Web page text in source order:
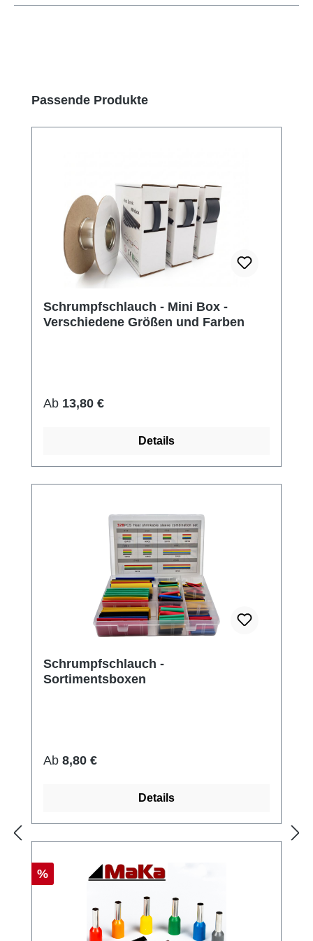
Produktgalerie überspringen
Passende Produkte
Schrumpfschlauch - Mini Box -
Verschiedene Größen und Farben
Regulärer Preis:
Ab 13,80 €
Details
Schrumpfschlauch -
Sortimentsboxen
Regulärer Preis:
Ab 8,80 €
Details
Rabatt
%